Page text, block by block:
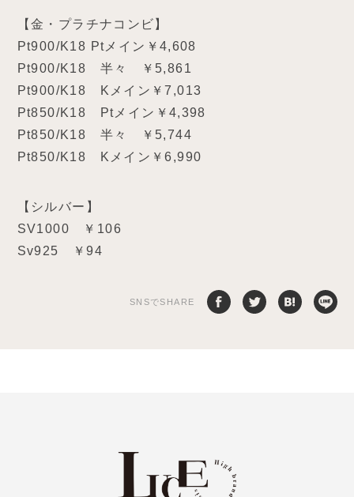
【金・プラチナコンビ】
Pt900/K18 Ptメイン￥4,608
Pt900/K18 半々 ￥5,861
Pt900/K18 Kメイン￥7,013
Pt850/K18 Ptメイン￥4,398
Pt850/K18 半々 ￥5,744
Pt850/K18 Kメイン￥6,990
【シルバー】
SV1000 ￥106
Sv925 ￥94
SNSでSHARE